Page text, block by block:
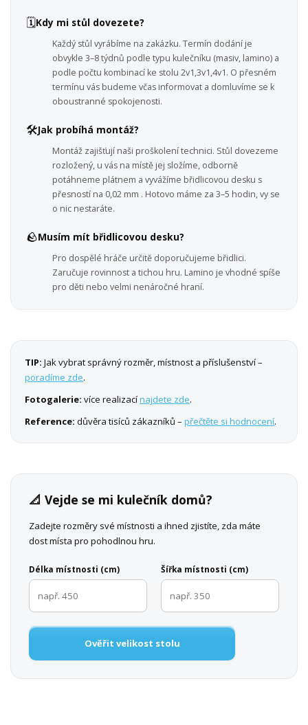
🗓️Kdy mi stůl dovezete?
Každý stůl vyrábíme na zakázku. Termín dodání je
obvykle 3–8 týdnů podle typu kulečníku (masiv, lamino) a
podle počtu kombinací ke stolu 2v1,3v1,4v1. O přesném
termínu vás budeme včas informovat a domluvíme se k
oboustranné spokojenosti.
🛠️Jak probíhá montáž?
Montáž zajišťují naši proškolení technici. Stůl dovezeme
rozložený, u vás na místě jej složíme, odborně
potáhneme plátnem a vyvážíme břidlicovou desku s
přesností na 0,02 mm . Hotovo máme za 3–5 hodin, vy se
o nic nestaráte.
🪨Musím mít břidlicovou desku?
Pro dospělé hráče určitě doporučujeme břidlici.
Zaručuje rovinnost a tichou hru. Lamino je vhodné spíše
pro děti nebo velmi nenáročné hraní.
TIP: Jak vybrat správný rozměr, místnost a příslušenství –
poradíme zde.
Fotogalerie: více realizacínajdete zde.
Reference: důvěra tisíců zákazníků – přečtěte si hodnocení.
📐 Vejde se mi kulečník domů?
Zadejte rozměry své místnosti a ihned zjistíte, zda máte
dost místa pro pohodlnou hru.
Délka místnosti (cm) Šířka místnosti (cm)
Ověřit velikost stolu